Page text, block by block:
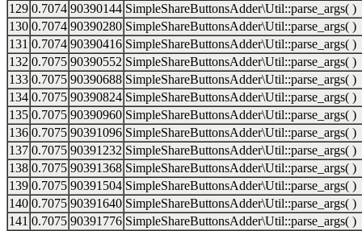
129 0.7074 90390144 SimpleShareButtonsAdder\Util::parse_args( )
130 0.7074 90390280 SimpleShareButtonsAdder\Util::parse_args( )
131 0.7074 90390416 SimpleShareButtonsAdder\Util::parse_args( )
132 0.7075 90390552 SimpleShareButtonsAdder\Util::parse_args( )
133 0.7075 90390688 SimpleShareButtonsAdder\Util::parse_args( )
134 0.7075 90390824 SimpleShareButtonsAdder\Util::parse_args( )
135 0.7075 90390960 SimpleShareButtonsAdder\Util::parse_args( )
136 0.7075 90391096 SimpleShareButtonsAdder\Util::parse_args( )
137 0.7075 90391232 SimpleShareButtonsAdder\Util::parse_args( )
138 0.7075 90391368 SimpleShareButtonsAdder\Util::parse_args( )
139 0.7075 90391504 SimpleShareButtonsAdder\Util::parse_args( )
140 0.7075 90391640 SimpleShareButtonsAdder\Util::parse_args( )
141 0.7075 90391776 SimpleShareButtonsAdder\Util::parse_args( )